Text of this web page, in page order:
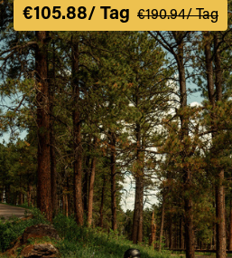
€105.88/ Tag €190.94/ Tag